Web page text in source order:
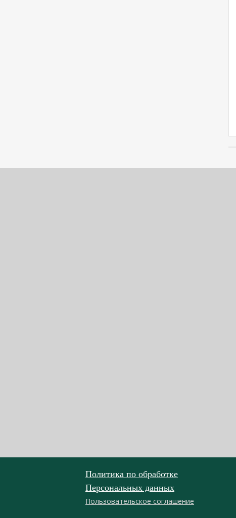
Политика по обработке
Персональных данных
Пользовательское соглашение